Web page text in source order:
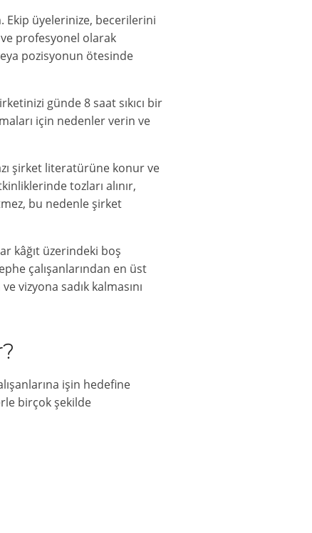
Ekip üyelerinize, becerilerini
profesyonel olarak
pozisyonun ötesinde
günde 8 saat sıkıcı bir
için nedenler verin ve
şirket literatürüne konur ve
tozları alınır,
bu nedenle şirket
kâğıt üzerindeki boş
çalışanlarından en üst
vizyona sadık kalmasını
işin hedefine
birçok şekilde